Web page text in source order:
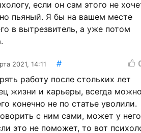
если он сам этого не
пьяный. Я бы на вашем месте
в вытрезвитель, а уже потом
2021, 14:11 #
работу после стольких лет
жизни и карьеры, всегда можно
конечно не по статье уволили.
с ним сами, может у него
это не поможет, то вот